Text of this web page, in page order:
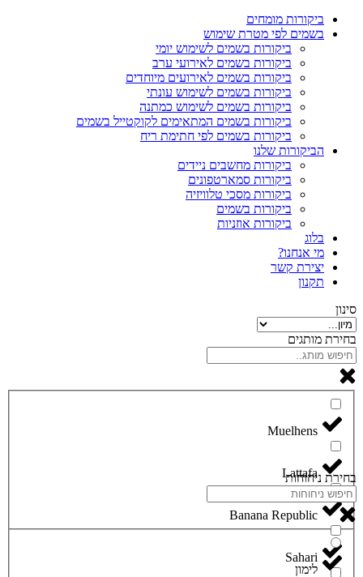
ביקורות מומחים
בשמים לפי מטרת שימוש
ביקורות בשמים לשימוש יומי
ביקורות בשמים לאירועי ערב
ביקורות בשמים לאירועים מיוחדים
ביקורות בשמים לשימוש עונתי
ביקורות בשמים לשימוש כמתנה
ביקורות בשמים המתאימים לקוקטייל בשמים
ביקורות בשמים לפי חתימת ריח
הביקורות שלנו
ביקורות מחשבים ניידים
ביקורות סמארטפונים
ביקורות מסכי טלוויזיה
ביקורות בשמים
ביקורות אוזניות
בלוג
מי אנחנו?
יצירת קשר
תקנון
סינון
בחירת מותגים
Lattafa
Banana Republic
Sahari
בחירת ניחוחות
לימון